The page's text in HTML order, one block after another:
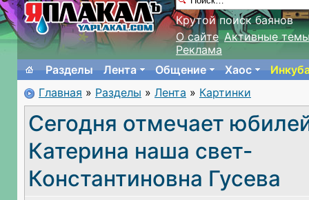
Крутой поиск баянов
О сайте Активные
Реклама
Разделы
Лента Общение Хаос
Главная » Разделы » Лента » Картинки
Сегодня отмечает
Катерина наша свет-
Константиновна Гусева